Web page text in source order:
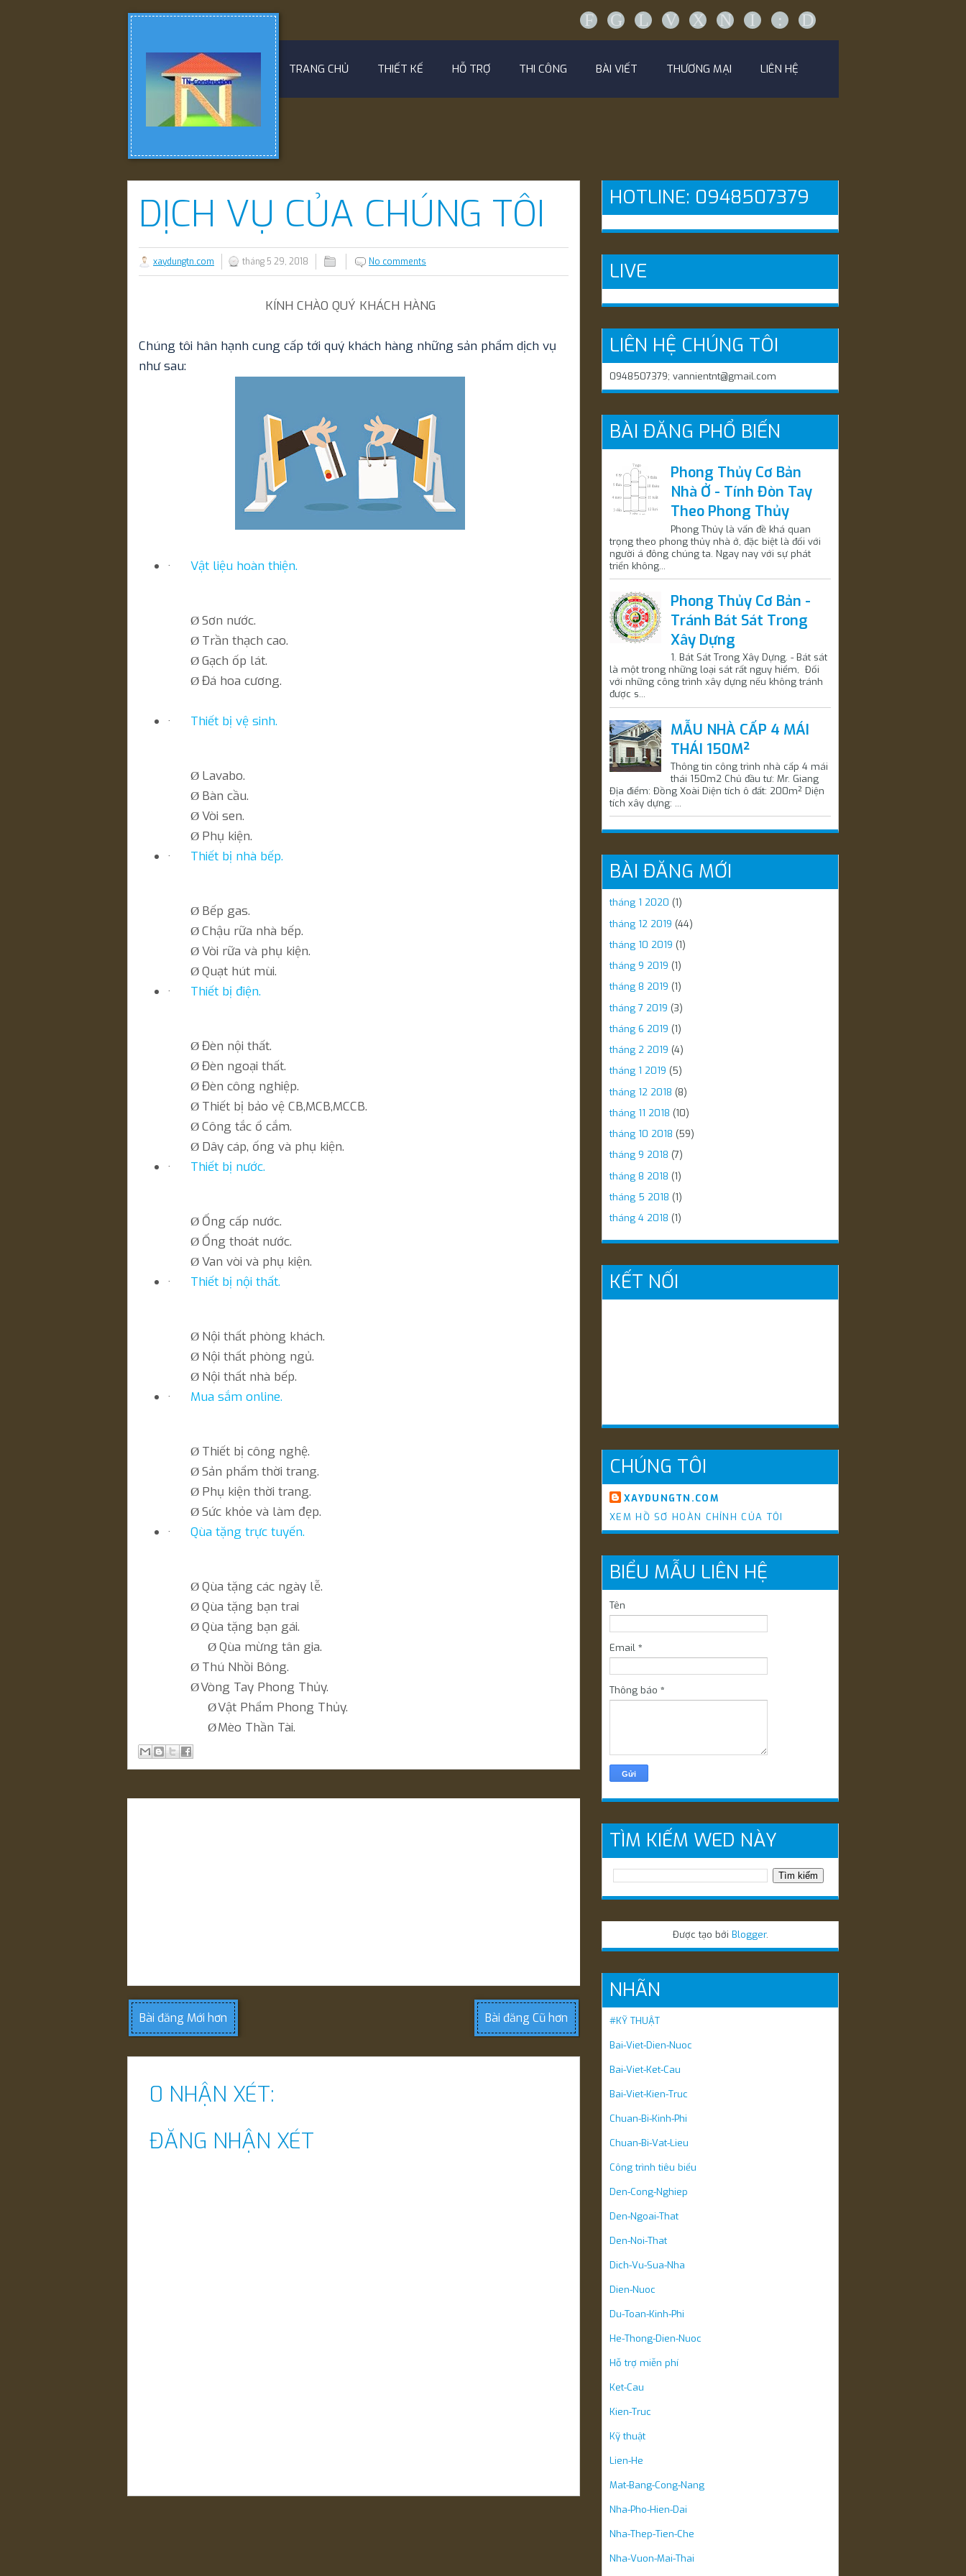
F G L V X N I : D
TRANG CHỦ THIẾT KẾ HỖ TRỢ THI CÔNG BÀI VIẾT THƯƠNG MẠI LIÊN HỆ
DỊCH VỤ CỦA CHÚNG TÔI
xaydungtn.com tháng 5 29, 2018 No comments
KÍNH CHÀO QUÝ KHÁCH HÀNG
Chúng tôi hân hạnh cung cấp tới quý khách hàng những sản phẩm dịch vụ
như sau:
· Vật liệu hoàn thiện.
Ø Sơn nước.
Ø Trần thạch cao.
Ø Gạch ốp lát.
Ø Đá hoa cương.
· Thiết bị vệ sinh.
Ø Lavabo.
Ø Bàn cầu.
Ø Vòi sen.
Ø Phụ kiện.
·
Thiết bị nhà bếp.
Ø Bếp gas.
Ø Chậu rữa nhà bếp.
Ø Vòi rữa và phụ kiện.
Ø Quạt hút mùi.
·
Thiết bị điện.
Ø Đèn nội thất.
Ø Đèn ngoại thất.
Ø Đèn công nghiệp.
Ø Thiết bị bảo vệ CB,MCB,MCCB.
Ø Công tắc ổ cắm.
Ø Dây cáp, ống và phụ kiện.
·
Thiết bị nước.
Ø Ống cấp nước.
Ø Ống thoát nước.
Ø Van vòi và phụ kiện.
·
Thiết bị nội thất.
Ø Nội thất phòng khách.
Ø Nội thất phòng ngủ.
Ø Nội thất nhà bếp.
·
Mua sắm online.
Ø Thiết bị công nghệ.
Ø Sản phẩm thời trang.
Ø Phụ kiện thời trang.
Ø Sức khỏe và làm đẹp.
·
Qùa tặng trực tuyến.
Ø Qùa tặng các ngày lễ.
Ø Qùa tặng bạn trai
Ø Qùa tặng bạn gái.
Ø Qùa mừng tân gia.
Ø Thú Nhồi Bông.
ØVòng Tay Phong Thủy.
ØVật Phẩm Phong Thủy.
ØMèo Thần Tài.
Bài đăng Mới hơn Bài đăng Cũ hơn
0 NHẬN XÉT:
ĐĂNG NHẬN XÉT
HOTLINE: 0948507379
LIVE
LIÊN HỆ CHÚNG TÔI
0948507379; vannientnt@gmail.com
BÀI ĐĂNG PHỔ BIẾN
Phong Thủy Cơ Bản
Nhà Ở - Tính Đòn Tay
Theo Phong Thủy
Phong Thủy là vấn đề khá quan
trọng theo phong thủy nhà ở, đặc biệt là đối với
người á đông chúng ta. Ngay nay với sự phát
triển không...
Phong Thủy Cơ Bản -
Tránh Bát Sát Trong
Xây Dựng
1. Bát Sát Trong Xây Dựng. - Bát sát
là một trong những loại sát rất nguy hiểm, Đối
với những công trình xây dựng nếu không tránh
được s...
MẪU NHÀ CẤP 4 MÁI
THÁI 150M²
Thông tin công trình nhà cấp 4 mái
thái 150m2 Chủ đầu tư: Mr. Giang
Địa điểm: Đồng Xoài Diện tích ô đất: 200m² Diện
tích xây dựng: ...
BÀI ĐĂNG MỚI
tháng 1 2020 (1)
tháng 12 2019 (44)
tháng 10 2019 (1)
tháng 9 2019 (1)
tháng 8 2019 (1)
tháng 7 2019 (3)
tháng 6 2019 (1)
tháng 2 2019 (4)
tháng 1 2019 (5)
tháng 12 2018 (8)
tháng 11 2018 (10)
tháng 10 2018 (59)
tháng 9 2018 (7)
tháng 8 2018 (1)
tháng 5 2018 (1)
tháng 4 2018 (1)
KẾT NỐI
CHÚNG TÔI
XAYDUNGTN.COM
XEM HỒ SƠ HOÀN CHỈNH CỦA TÔI
BIỂU MẪU LIÊN HỆ
Tên
Email *
Thông báo *
TÌM KIẾM WED NÀY
Được tạo bởi Blogger.
NHÃN
#KỸ THUẬT
Bai-Viet-Dien-Nuoc
Bai-Viet-Ket-Cau
Bai-Viet-Kien-Truc
Chuan-Bi-Kinh-Phi
Chuan-Bi-Vat-Lieu
Công trình tiêu biểu
Den-Cong-Nghiep
Den-Ngoai-That
Den-Noi-That
Dich-Vu-Sua-Nha
Dien-Nuoc
Du-Toan-Kinh-Phi
He-Thong-Dien-Nuoc
Hỗ trợ miễn phí
Ket-Cau
Kien-Truc
Kỹ thuật
Lien-He
Mat-Bang-Cong-Nang
Nha-Pho-Hien-Dai
Nha-Thep-Tien-Che
Nha-Vuon-Mai-Thai